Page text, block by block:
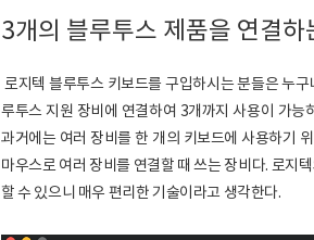
3개의 블루투스 제품을 연결하
로지텍 블루투스 키보드를 구입하시는 분들은 누
루투스 지원 장비에 연결하여 3개까지 사용이 가능
과거에는 여러 장비를 한 개의 키보드에 사용하기
마우스로 여러 장비를 연결할 때 쓰는 장비다. 로지
할 수 있으니 매우 편리한 기술이라고 생각한다.